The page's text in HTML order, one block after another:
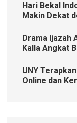
Hari Bekal
Makin Dekat
Drama Ijazah
Kalla Angkat
UNY
Online dan